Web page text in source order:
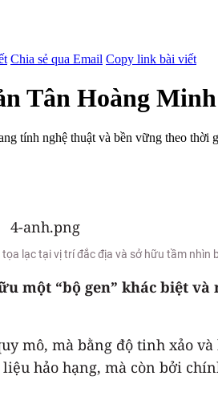
Chia sẻ qua Email Copy link bài viết
Tân Hoàng Minh
tính nghệ thuật và bền vững theo thời
tọa lạc tại vị trí đắc địa và sở hữu tầm
một “bộ gen” khác biệt
mô, mà bằng độ tinh xảo
hảo hạng, mà còn bởi